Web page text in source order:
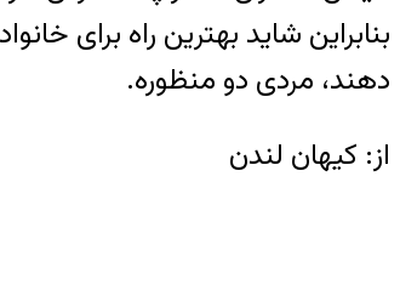
بنابراین شاید بهترین راه برای
دهند، مردی دو منظوره.
از: کیهان لندن